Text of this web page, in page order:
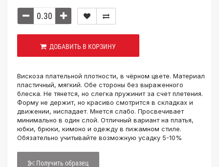
ДОБАВИТЬ В КОРЗИНУ
Вискоза плательной плотности, в чёрном цвете. Материал
пластичный, мягкий. Обе стороны без выраженного
блеска. Не тянется, но слегка пружинит за счет плетения.
Форму не держит, но красиво смотрится в складках и
движении, ниспадает. Мнется слабо. Просвечивает
минимально в один слой. Отличный вариант на платья,
юбки, брюки, кимоно и одежду в пижамном стиле.
Обязательно учитывайте возможную усадку 5-10%
Получить образец